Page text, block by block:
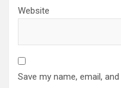
Website
Save my name, email,